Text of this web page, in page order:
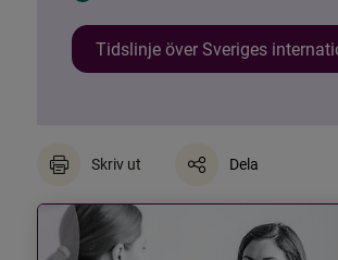
Tidslinje över Sveriges
Skriv ut Dela